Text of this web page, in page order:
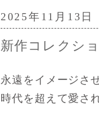
2025年11月13日
新作コレクシ
永遠をイメージさ
時代を超えて愛さ